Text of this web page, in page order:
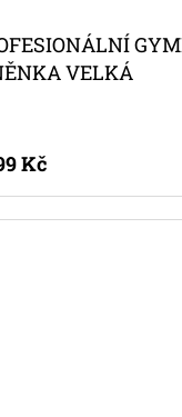
VELKÁ
Kč